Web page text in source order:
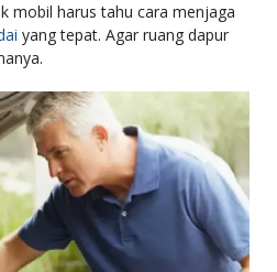
mobil harus tahu cara menjaga
yang tepat. Agar ruang dapur